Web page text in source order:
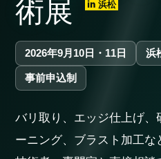
術展
in 浜松
2026年9月10日・11日 浜
事前申込制
バリ取り、エッジ仕上げ
ーニング、ブラスト加工